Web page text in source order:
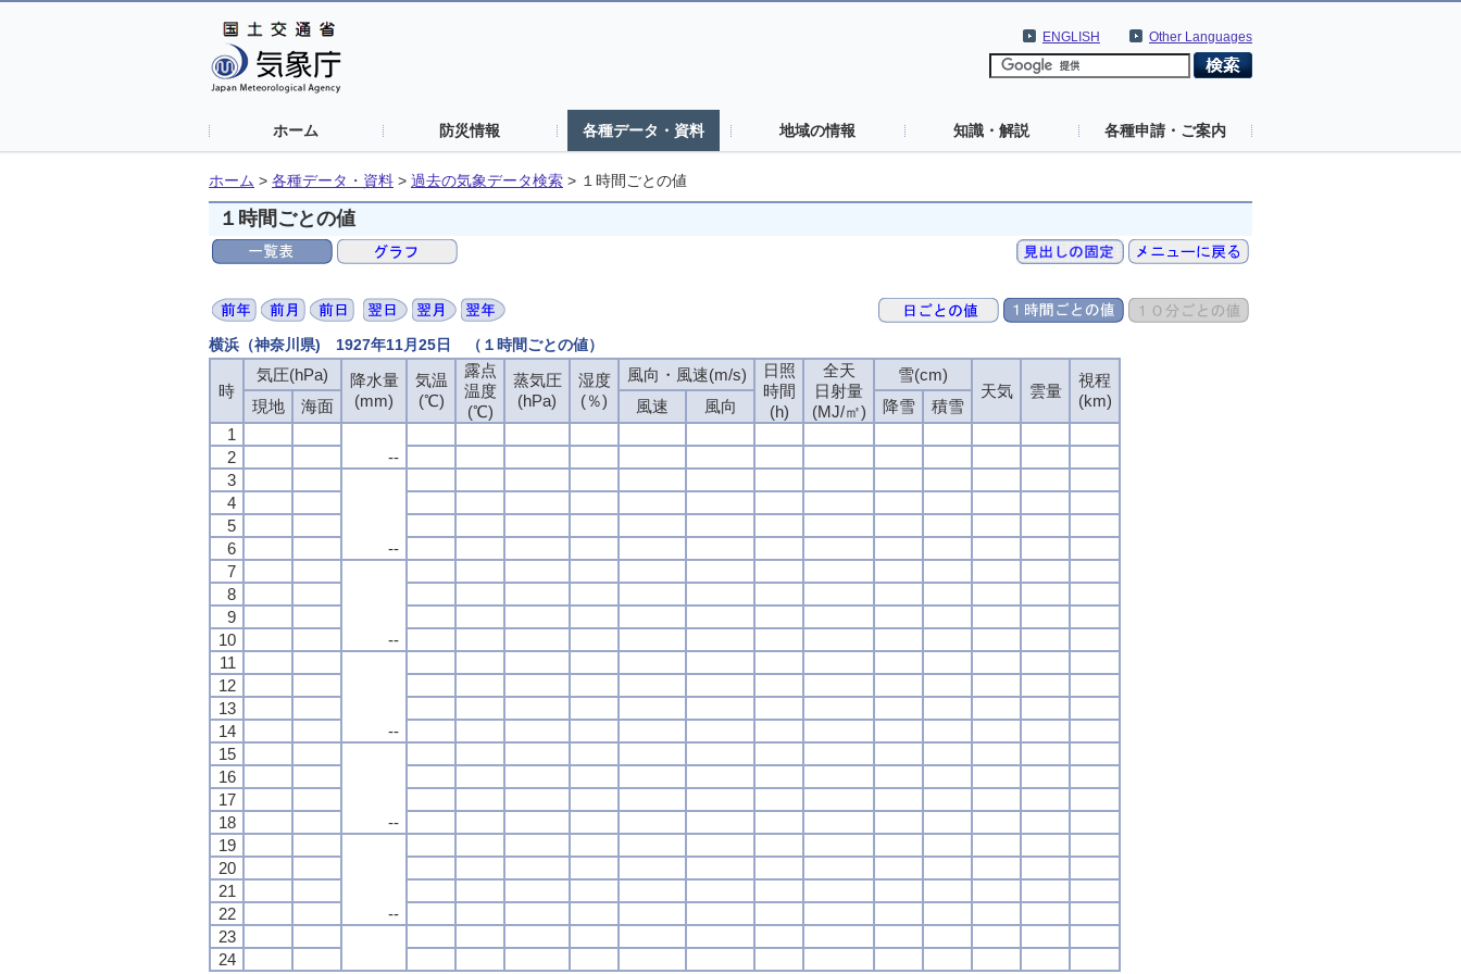
Other Languages
ENGLISH
ホーム 防災情報 各種データ・資料 地域の情報 知識・解説 各種申請・ご案内
ホーム > 各種データ・資料 > 過去の気象データ検索 > １時間ごとの値
１時間ごとの値
横浜（神奈川県) 1927年11月25日 （１時間ごとの値）
時
気圧(hPa)
降水量
(mm)
気温
(℃)
露点
温度
(℃)
蒸気圧
(hPa)
湿度
(％)
風向・風速(m/s)
日照
時間
(h)
全天
日射量
(MJ/㎡)
雪(cm)
天気
雲量
視程
(km)
現地 海面 風速 風向 降雪
積雪
1
--
2
3
--
4
5
6
7
--
8
9
10
11
--
12
13
14
15
--
16
17
18
19
--
20
21
22
23
24